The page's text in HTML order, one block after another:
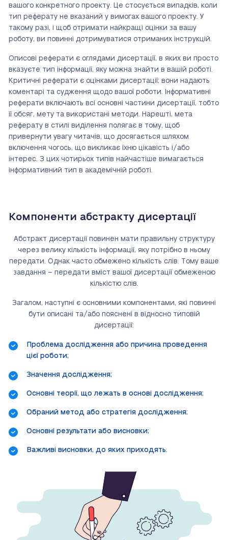
вашого конкретного проекту. Це стосується випадків, коли
тип реферату не вказаний у вимогах вашого проекту. У
такому разі, і щоб отримати найкращі оцінки за вашу
роботу, ви повинні дотримуватися отриманих інструкцій.
Описові реферати є оглядами дисертації, в яких ви просто
вказуєте тип інформації, яку можна знайти в вашій роботі.
Критичні реферати є оцінками дисертації; вони надають
коментарі та судження щодо вашої роботи. Інформативні
реферати включають всі основні частини дисертації, тобто
її обсяг, мету та використані методи. Нарешті, мета
реферату в стилі виділення полягає в тому, щоб
привернути увагу читачів, що досягається шляхом
включення чогось, що викликає їхню цікавість і/або
інтерес. З цих чотирьох типів найчастіше вимагається
інформативний тип в академічній роботі.
Компоненти абстракту дисертації
Абстракт дисертації повинен мати правильну структуру
через велику кількість інформації, яку потрібно в ньому
передати. Однак часто обмежено кількість слів. Тому ваше
завдання – передати вміст вашої дисертації обмеженою
кількістю слів.
Загалом, наступні є основними компонентами, які повинні
бути описані та/або пояснені в відносно типовій
дисертації:
Проблема дослідження або причина проведення
цієї роботи;
Значення дослідження;
Основні теорії, що лежать в основі дослідження;
Обраний метод або стратегія дослідження;
Основні результати або висновки;
Важливі висновки, до яких приходять.